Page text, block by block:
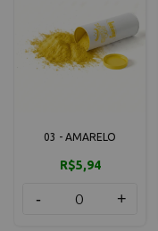
03 - AMARELO
R$5,94
- +